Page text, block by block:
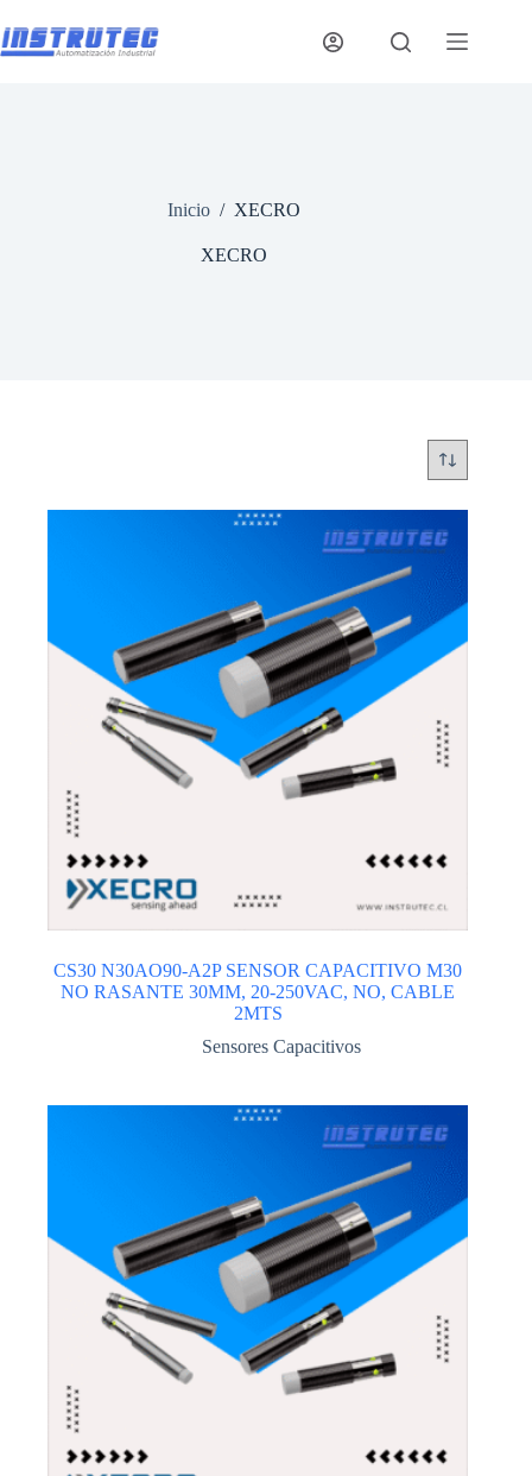
al
contenido
Inicio / XECRO
XECRO
CS30 N30AO90-A2P SENSOR CAPACITIVO M30
NO RASANTE 30MM, 20-250VAC, NO, CABLE
2MTS
Sensores Capacitivos